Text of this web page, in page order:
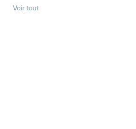
Voir tout